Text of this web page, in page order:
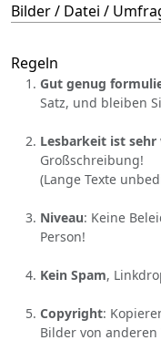
Bilder / Datei /
Regeln
Gut genug
Satz, und bleiben
Lesbarkeit ist
Großschreibung!
(Lange Texte
Niveau: Keine
Person!
Kein Spam,
Copyright:
Bilder von anderen